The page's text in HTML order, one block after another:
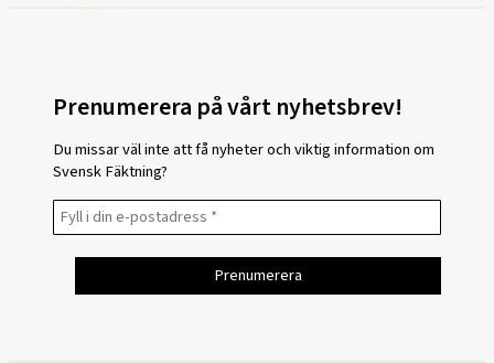
Prenumerera på vårt nyhetsbrev!
Du missar väl inte att få nyheter och viktig information om
Svensk Fäktning?